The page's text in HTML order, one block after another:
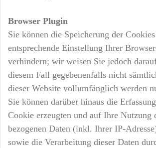
Browser Plugin
Sie können die Speicherung der
entsprechende Einstellung Ihrer
verhindern; wir weisen Sie jedoch
diesem Fall gegebenenfalls nicht
dieser Website vollumfänglich werden
Sie können darüber hinaus die
Cookie erzeugten und auf Ihre Nutzung
bezogenen Daten (inkl. Ihrer IP-
sowie die Verarbeitung dieser Daten